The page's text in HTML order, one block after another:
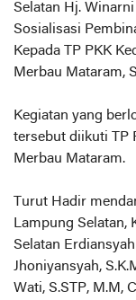
Selatan Hj.
Sosialisasi
Kepada TP PKK
Merbau Mataram,
Kegiatan yang
tersebut diikuti TP
Merbau Mataram.
Turut Hadir
Lampung Selatan,
Selatan
Jhoniyansyah,
Wati, S.STP, M.M,